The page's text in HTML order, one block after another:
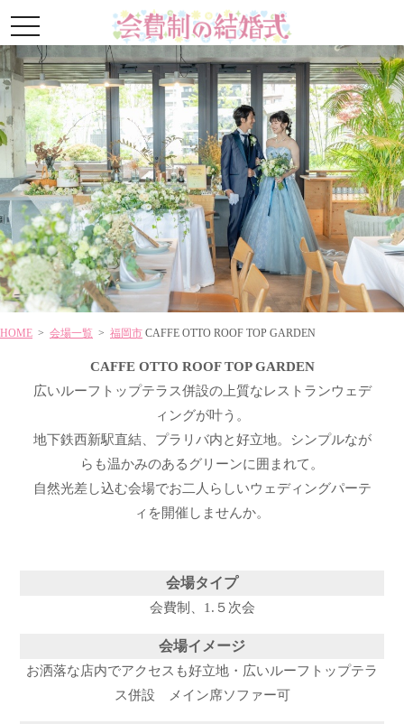
toggle
navigation
HOME > 会場一覧 > 福岡市 CAFFE OTTO ROOF TOP GARDEN
CAFFE OTTO ROOF TOP GARDEN
広いルーフトップテラス併設の上質なレストランウェデ
ィングが叶う。
地下鉄西新駅直結、プラリバ内と好立地。シンプルなが
らも温かみのあるグリーンに囲まれて。
自然光差し込む会場でお二人らしいウェディングパーテ
ィを開催しませんか。
会場タイプ
会費制、1.５次会
会場イメージ
お洒落な店内でアクセスも好立地・広いルーフトップテラ
ス併設 メイン席ソファー可